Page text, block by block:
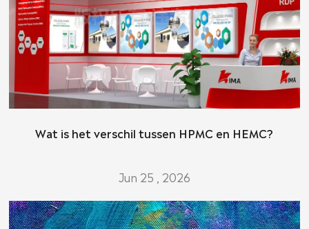
Wat is het verschil tussen HPMC en HEMC?
Jun 25 , 2026